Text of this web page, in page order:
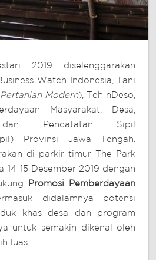
2019 diselenggarakan
Watch Indonesia, Tani
Modern), Teh nDeso,
Masyarakat, Desa,
dan Pencatatan Sipil
Provinsi Jawa Tengah.
di parkir timur The Park
14-15 Desember 2019 dengan
Promosi Pemberdayaan
didalamnya potensi
khas desa dan program
untuk semakin dikenal oleh
luas.